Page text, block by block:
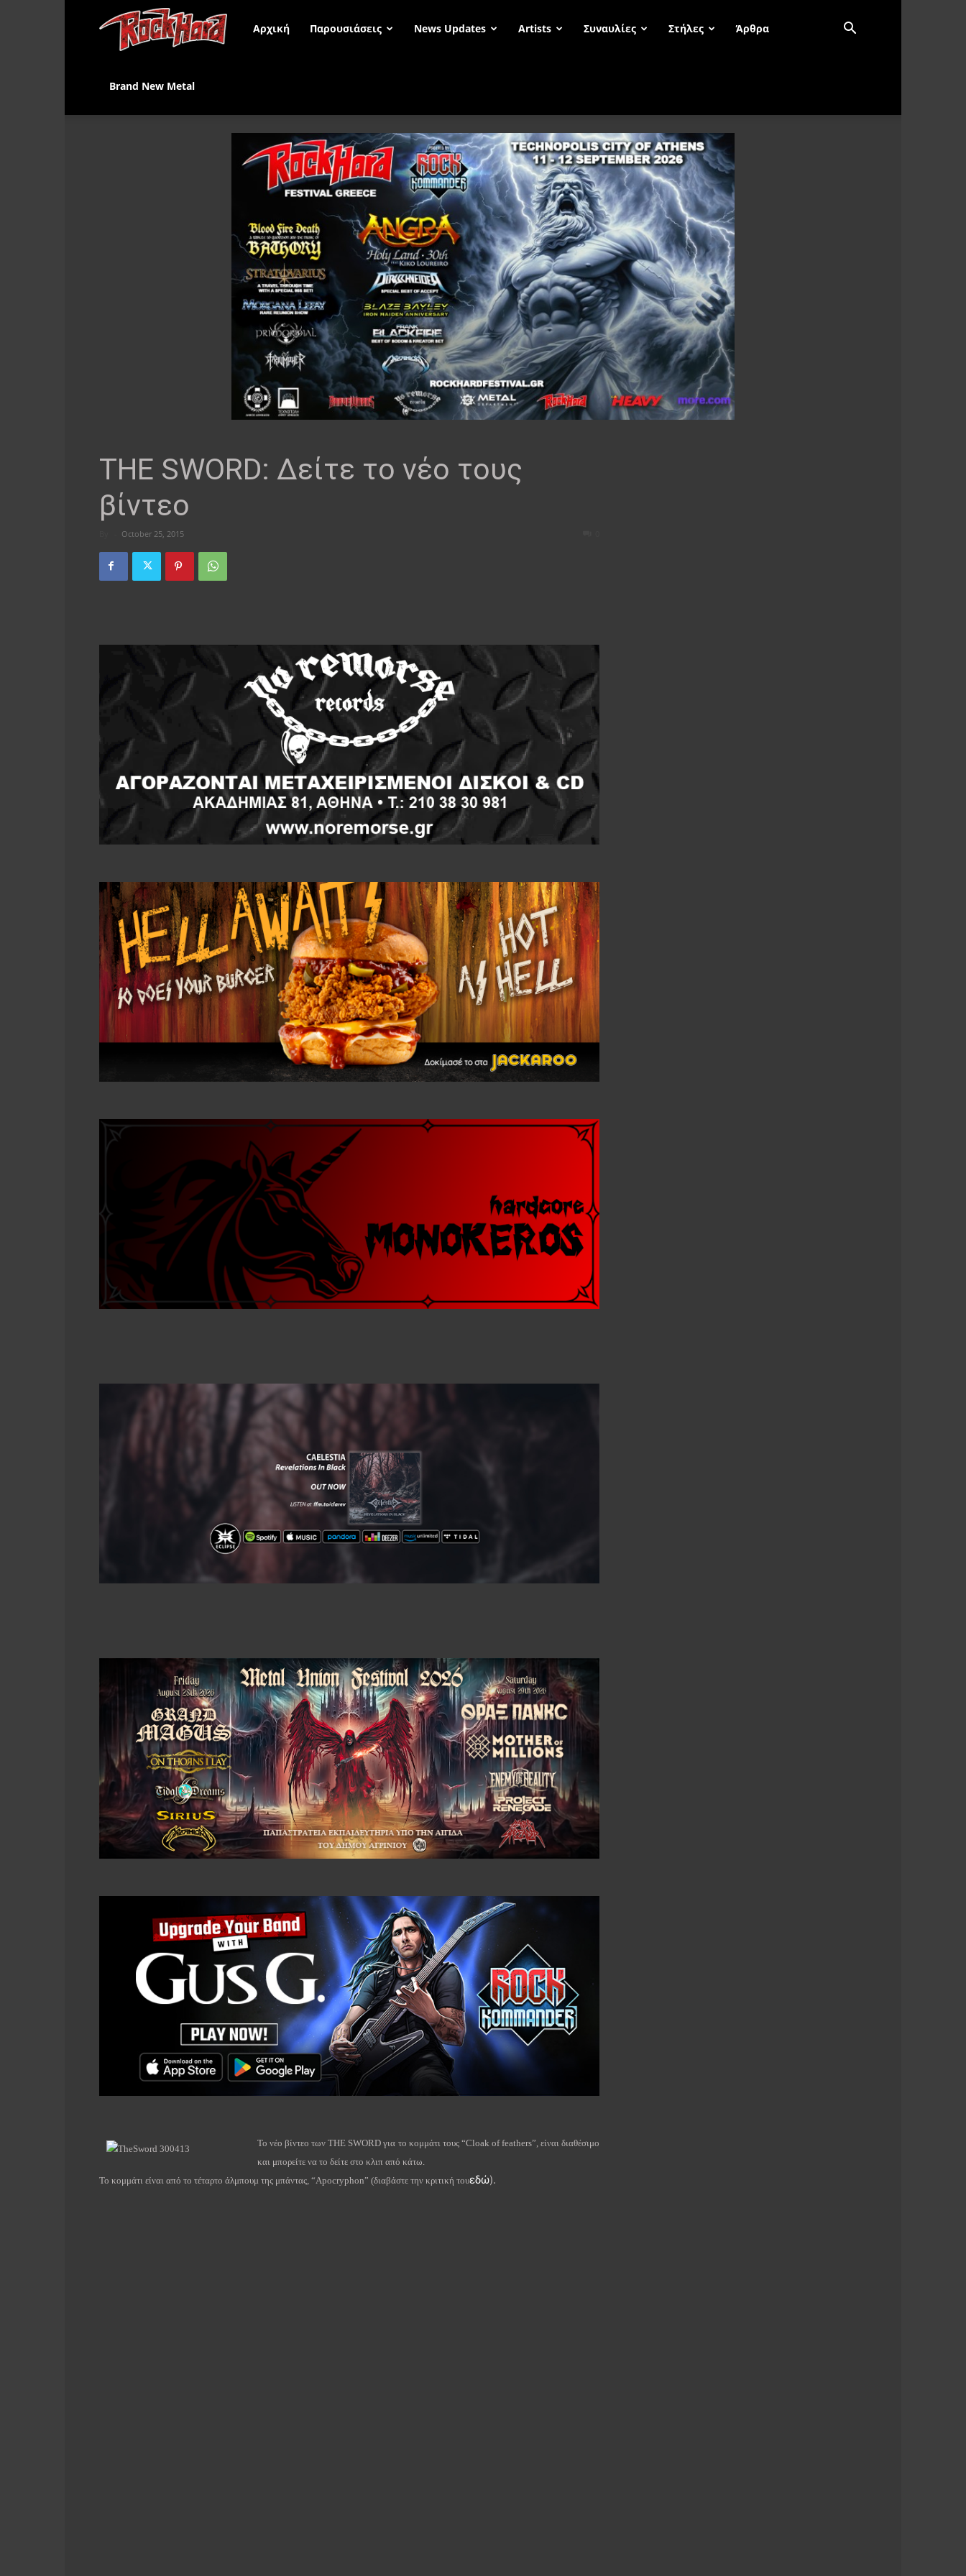
Rock
Greece
Αρχική Παρουσιάσεις News Updates Artists Συναυλίες Στήλες Άρθρα
Brand New Metal
THE SWORD: Δείτε το νέο τους
βίντεο
October 25, 2015
Το νέο βίντεο τωνTHE SWORD για το κομμάτι τους “Cloak of feathers”, είναι διαθέσιμο
και μπορείτε να το δείτε στο κλιπ από κάτω.
Το κομμάτι είναι από το τέταρτο άλμπουμ της μπάντας, “Apocryphon” (διαβάστε την κριτική τουεδώ).